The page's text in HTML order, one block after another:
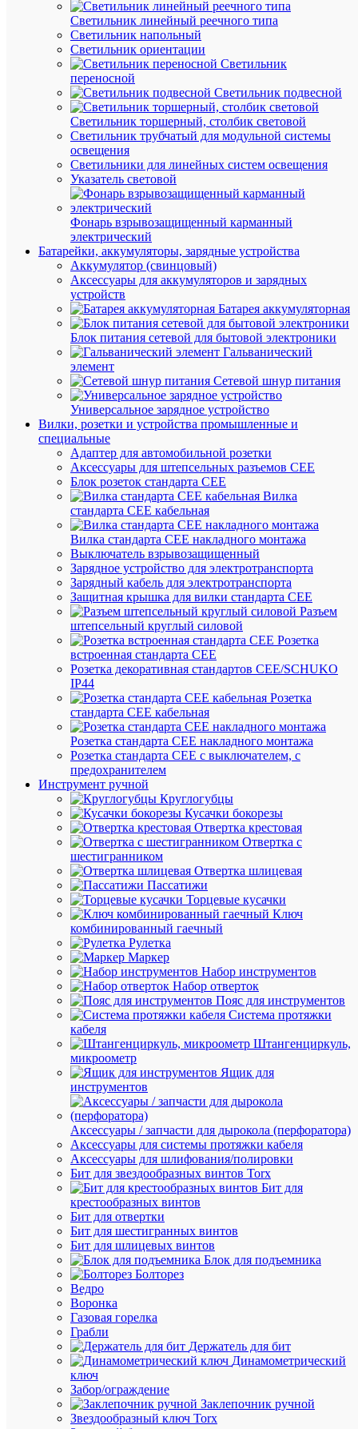
Светильник линейный реечного типа
Светильник напольный
Светильник ориентации
Светильник
переносной
Светильник подвесной
Светильник торшерный, столбик световой
Светильник трубчатый для модульной системы
освещения
Светильники для линейных систем освещения
Указатель световой
Фонарь взрывозащищенный карманный
электрический
Батарейки, аккумуляторы, зарядные устройства
Аккумулятор (свинцовый)
Аксессуары для аккумуляторов и зарядных
устройств
Батарея аккумуляторная
Блок питания сетевой для бытовой электроники
Гальванический
элемент
Сетевой шнур питания
Универсальное зарядное устройство
Вилки, розетки и устройства промышленные и
специальные
Адаптер для автомобильной розетки
Аксессуары для штепсельных разъемов CEE
Блок розеток стандарта CEE
Вилка
стандарта CEE кабельная
Вилка стандарта CEE накладного монтажа
Выключатель взрывозащищенный
Зарядное устройство для электротранспорта
Зарядный кабель для электротранспорта
Защитная крышка для вилки стандарта CEE
Разъем
штепсельный круглый силовой
Розетка
встроенная стандарта CEE
Розетка декоративная стандартов CEE/SCHUKO
IP44
Розетка
стандарта СЕЕ кабельная
Розетка стандарта СЕЕ накладного монтажа
Розетка стандарта СЕЕ с выключателем, с
предохранителем
Инструмент ручной
Круглогубцы
Кусачки бокорезы
Отвертка крестовая
Отвертка с
шестигранником
Отвертка шлицевая
Пассатижи
Торцевые кусачки
Ключ
комбинированный гаечный
Рулетка
Маркер
Набор инструментов
Набор отверток
Пояс для инструментов
Система протяжки
кабеля
Штангенциркуль,
микроометр
Ящик для
инструментов
Аксессуары / запчасти для дырокола (перфоратора)
Аксессуары для системы протяжки кабеля
Аксессуары для шлифования/полировки
Бит для звездообразных винтов Torx
Бит для
крестообразных винтов
Бит для отвертки
Бит для шестигранных винтов
Бит для шлицевых винтов
Блок для подъемника
Болторез
Ведро
Воронка
Газовая горелка
Грабли
Держатель для бит
Динамометрический
ключ
Забор/ограждение
Заклепочник ручной
Звездообразный ключ Torx
шт.
В
Быстрый
50
(18
Артикул
DKC
574.66
/
Быстрый
Бренд
3 743.90